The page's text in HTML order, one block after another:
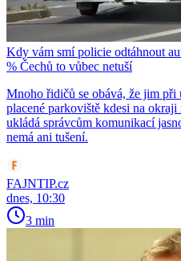
Kdy vám smí policie odtáhnout
% Čechů to vůbec netuší
Mnoho řidičů se obává, že jim
placené parkoviště kdesi na
ukládá správcům komunikací
nemá ani tušení.
FAJNTIP.cz
dnes, 10:30
3 min